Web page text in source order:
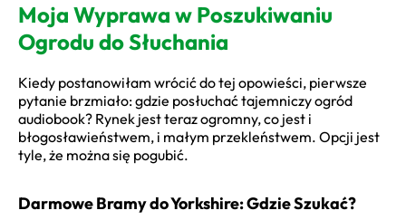
Moja Wyprawa w Poszukiwaniu
Ogrodu do Słuchania
Kiedy postanowiłam wrócić do tej opowieści, pierwsze
pytanie brzmiało: gdzie posłuchać tajemniczy ogród
audiobook? Rynek jest teraz ogromny, co jest i
błogosławieństwem, i małym przekleństwem. Opcji jest
tyle, że można się pogubić.
Darmowe Bramy do Yorkshire: Gdzie Szukać?